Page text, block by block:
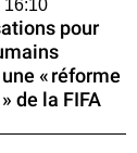
16:10
pour
« réforme
de la FIFA